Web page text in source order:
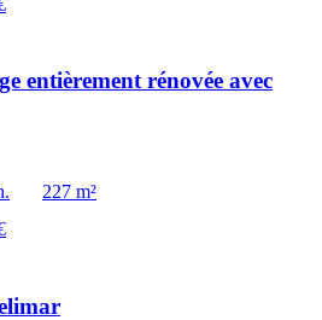
entièrement rénovée avec
227 m²